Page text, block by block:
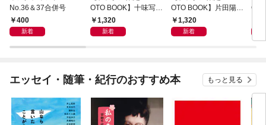
No.36＆37合併号
400
新着
OTO BOOK】十味写真
集「続・『ぽみ』！？
どこでもトレイン・ベ
1,320
新着
OTO BOOK】片田陽依
写真集「羽色日和」
1,320
新着
リ」
エッセイ・随筆・紀行のおすすめ本 もっと見る